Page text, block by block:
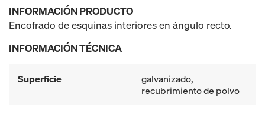
INFORMACIÓN PRODUCTO
Encofrado de esquinas interiores en ángulo recto.
INFORMACIÓN TÉCNICA
Superficie
galvanizado,
recubrimiento de polvo